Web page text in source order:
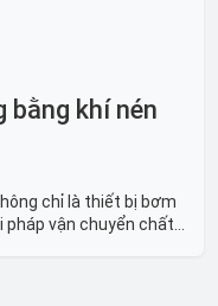
bằng khí nén
chỉ là thiết bị bơm
vận chuyển chất